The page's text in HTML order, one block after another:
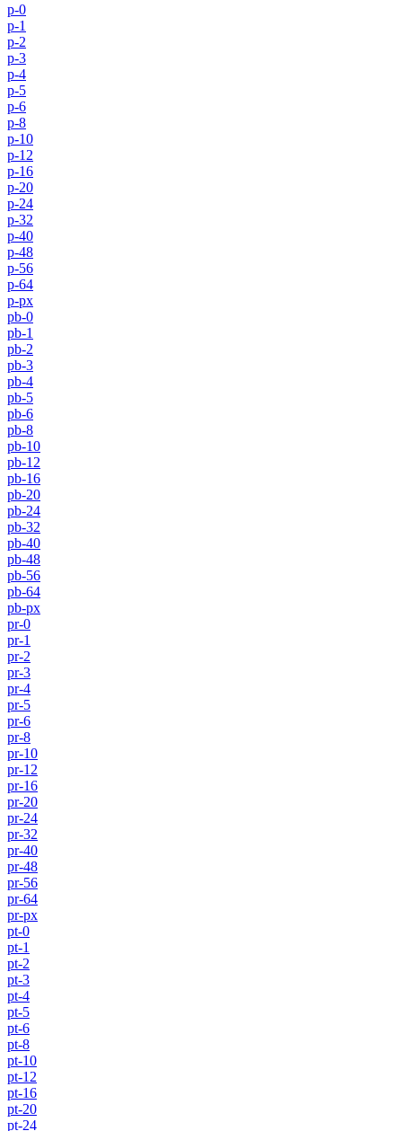
p-0
p-1
p-2
p-3
p-4
p-5
p-6
p-8
p-10
p-12
p-16
p-20
p-24
p-32
p-40
p-48
p-56
p-64
p-px
pb-0
pb-1
pb-2
pb-3
pb-4
pb-5
pb-6
pb-8
pb-10
pb-12
pb-16
pb-20
pb-24
pb-32
pb-40
pb-48
pb-56
pb-64
pb-px
pr-0
pr-1
pr-2
pr-3
pr-4
pr-5
pr-6
pr-8
pr-10
pr-12
pr-16
pr-20
pr-24
pr-32
pr-40
pr-48
pr-56
pr-64
pr-px
pt-0
pt-1
pt-2
pt-3
pt-4
pt-5
pt-6
pt-8
pt-10
pt-12
pt-16
pt-20
pt-24